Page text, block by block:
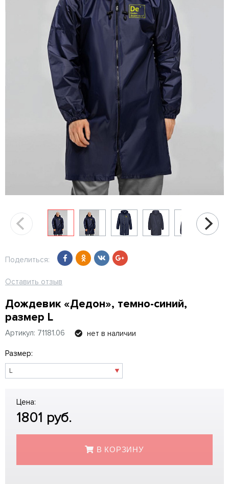
Поделиться:
Оставить отзыв
Дождевик «Дедон», темно-синий,
размер L
Артикул: 71181.06 нет в наличии
Размер:
Цена:
1801 руб.
В КОРЗИНУ